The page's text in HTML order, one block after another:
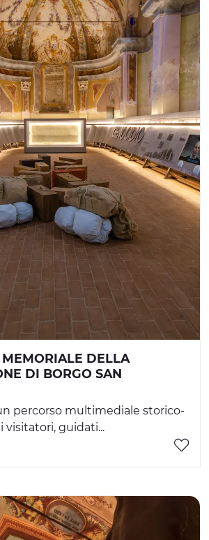
DELLA
DI BORGO SAN
percorso multimediale storico-
visitatori, guidati...